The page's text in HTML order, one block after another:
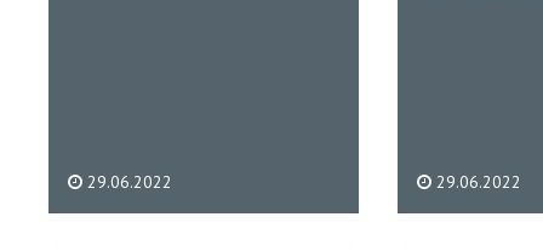
29.06.2022 29.06.2022